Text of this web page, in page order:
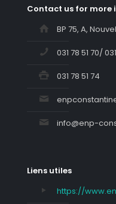
Contact us for
BP 75, A,
031 78 51 70/
031 78 51 74
info@enp-
Liens utiles
https://